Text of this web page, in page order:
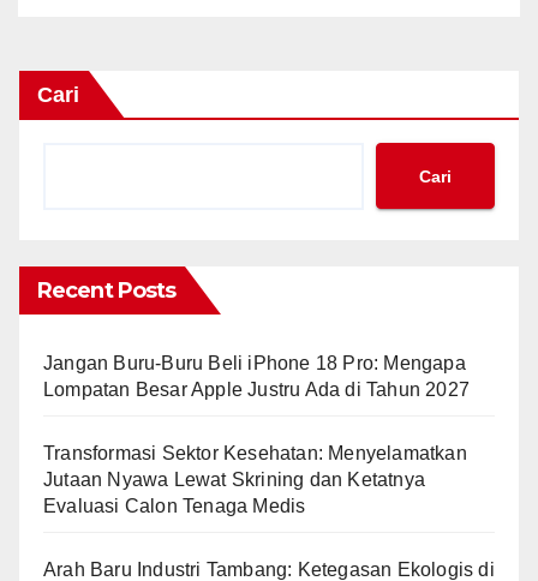
Cari
Cari
Recent Posts
Jangan Buru-Buru Beli iPhone 18 Pro: Mengapa
Lompatan Besar Apple Justru Ada di Tahun 2027
Transformasi Sektor Kesehatan: Menyelamatkan
Jutaan Nyawa Lewat Skrining dan Ketatnya
Evaluasi Calon Tenaga Medis
Arah Baru Industri Tambang: Ketegasan Ekologis di